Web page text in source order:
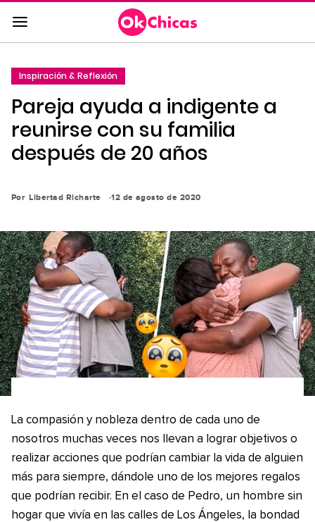
Saltar
al
contenido
a
la
navegación
principal
Inspiración & Reflexión
Pareja ayuda a indigente a
reunirse con su familia
después de 20 años
Por Libertad Richarte 12 de agosto de 2020
La compasión y nobleza dentro de cada uno de
nosotros muchas veces nos llevan a lograr objetivos o
realizar acciones que podrían cambiar la vida de alguien
más para siempre, dándole uno de los mejores regalos
que podrían recibir. En el caso de Pedro, un hombre sin
hogar que vivía en las calles de Los Ángeles, la bondad